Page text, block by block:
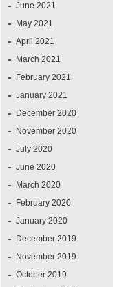
June 2021
May 2021
April 2021
March 2021
February 2021
January 2021
December 2020
November 2020
July 2020
June 2020
March 2020
February 2020
January 2020
December 2019
November 2019
October 2019